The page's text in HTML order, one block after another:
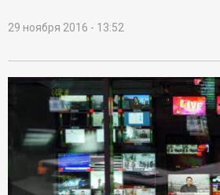
29 ноября 2016 - 13:52